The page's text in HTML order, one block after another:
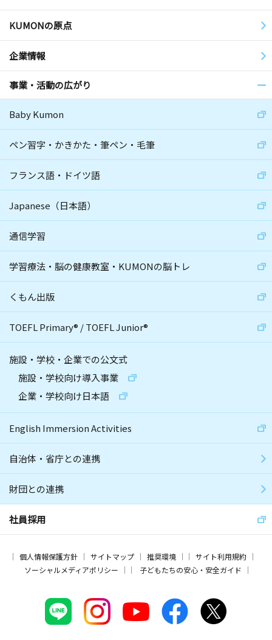
KUMONの原点
企業情報
事業・活動の広がり
Baby Kumon
ペン習字・かきかた・筆ペン・毛筆
フランス語・ドイツ語
Japanese（日本語）
通信学習
学習療法・脳の健康教室・KUMONの脳トレ
くもん出版
TOEFL Primary® /TOEFL Junior®
施設・学校・企業での公文式
施設・学校向け導入事業
企業・学校向け日本語
English Immersion Activities
自治体・省庁との連携
財団との連携
社員採用
個人情報保護方針 サイトマップ 推奨環境
サイト利用規約
ソーシャルメディアポリシー
子どもたちの安心・安全ガイド